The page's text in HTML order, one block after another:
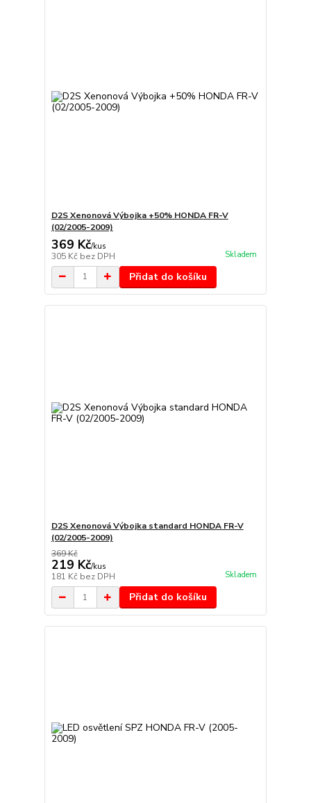
D2S Xenonová Výbojka +50% HONDA FR-V
(02/2005-2009)
369 Kč/kus
305 Kč bez DPH Skladem
Přidat do košíku
D2S Xenonová Výbojka standard HONDA FR-V
(02/2005-2009)
369 Kč
219 Kč/kus
181 Kč bez DPH Skladem
Přidat do košíku